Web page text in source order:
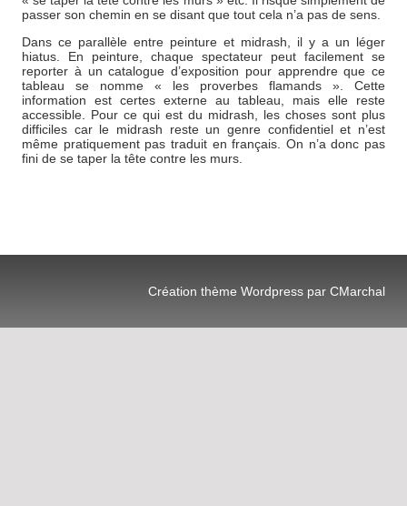
passer son chemin en se disant que tout cela n’a pas de sens.
Dans ce parallèle entre peinture et midrash, il y a un léger
hiatus. En peinture, chaque spectateur peut facilement se
reporter à un catalogue d’exposition pour apprendre que ce
tableau se nomme « les proverbes flamands ». Cette
information est certes externe au tableau, mais elle reste
accessible. Pour ce qui est du midrash, les choses sont plus
difficiles car le midrash reste un genre confidentiel et n’est
même pratiquement pas traduit en français. On n’a donc pas
fini de se taper la tête contre les murs.
Création thème Wordpress par CMarchal